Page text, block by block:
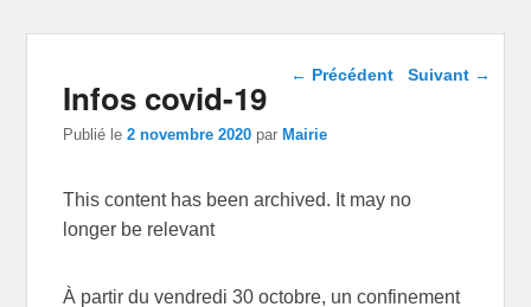
Navigation dans les
← Précédent Suivant →
Infos covid-19
Publié le2 novembre 2020 parMairie
This content has been archived. It may no
longer be relevant
À partir du vendredi 30 octobre, un confinement